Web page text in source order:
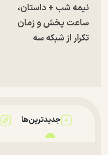
نیمه شب + داستان،
ساعت پخش و زمان
تکرار از شبکه سه
جدیدترین‌ها